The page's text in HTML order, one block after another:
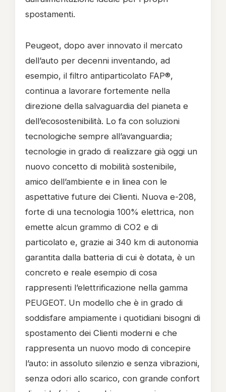
spostamenti.
Peugeot, dopo aver innovato il mercato
dell’auto per decenni inventando, ad
esempio, il filtro antiparticolato FAP®,
continua a lavorare fortemente nella
direzione della salvaguardia del pianeta e
dell’ecosostenibilità. Lo fa con soluzioni
tecnologiche sempre all’avanguardia;
tecnologie in grado di realizzare già oggi un
nuovo concetto di mobilità sostenibile,
amico dell’ambiente e in linea con le
aspettative future dei Clienti. Nuova e-208,
forte di una tecnologia 100% elettrica, non
emette alcun grammo di CO2 e di
particolato e, grazie ai 340 km di autonomia
garantita dalla batteria di cui è dotata, è un
concreto e reale esempio di cosa
rappresenti l’elettrificazione nella gamma
PEUGEOT. Un modello che è in grado di
soddisfare ampiamente i quotidiani bisogni di
spostamento dei Clienti moderni e che
rappresenta un nuovo modo di concepire
l’auto: in assoluto silenzio e senza vibrazioni,
senza odori allo scarico, con grande confort